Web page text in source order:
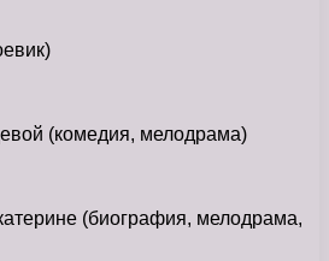
(комедия, мелодрама)
(биография, мелодрама,